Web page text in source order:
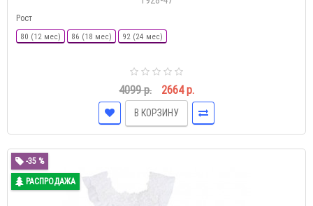
Рост
80 (12 мес) 86 (18 мес) 92 (24 мес)
4099 р. 2664 р.
В КОРЗИНУ
-35 %
РАСПРОДАЖА